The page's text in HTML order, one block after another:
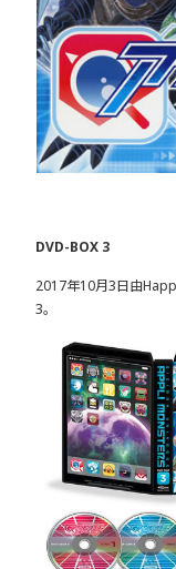
DVD-BOX 3
2017年10月3日由
3。